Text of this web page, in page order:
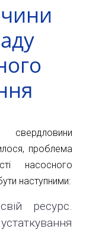
проблема
насосного
наступними:
ресурс.